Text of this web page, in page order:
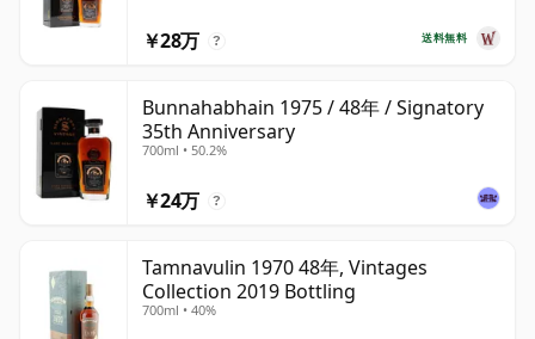
送料無料
￥28万 ?
Bunnahabhain 1975 / 48年 / Signatory
35th Anniversary
700ml • 50.2%
￥24万 ?
Tamnavulin 1970 48年, Vintages
Collection 2019 Bottling
700ml • 40%